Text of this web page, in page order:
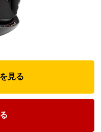
見る